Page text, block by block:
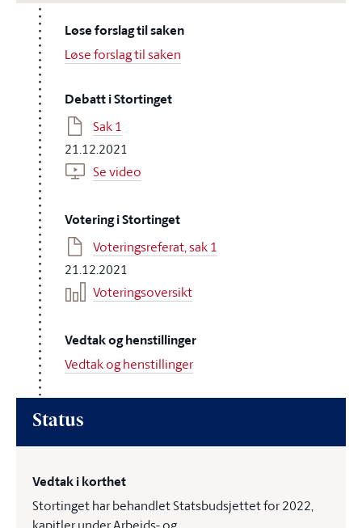
Løse forslag til saken
Løse forslag til saken
Debatt i Stortinget
Sak 1
21.12.2021
Se video
Votering i Stortinget
Voteringsreferat, sak 1
21.12.2021
Voteringsoversikt
Vedtak og henstillinger
Vedtak og henstillinger
Status
Vedtak i korthet
Stortinget har behandlet Statsbudsjettet for 2022,